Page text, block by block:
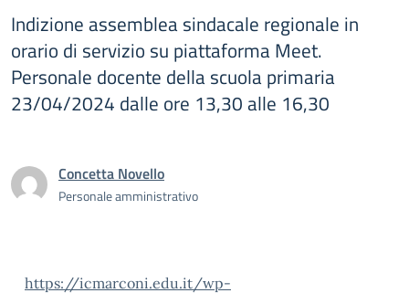
Indizione assemblea sindacale regionale in
orario di servizio su piattaforma Meet.
Personale docente della scuola primaria
23/04/2024 dalle ore 13,30 alle 16,30
Concetta Novello
Personale amministrativo
https://icmarconi.edu.it/wp-